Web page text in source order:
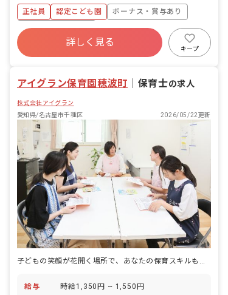
して、クラス運営全般を担当します。 ・
保育・指導計画の立案 ・保育環境の整備
・家庭との連携など
正社員 認定こども園
ボーナス・賞与あり
年間休日120日以上
寮・住宅・家賃補助あり
社会保険完備
残業少なめ
詳しく見る
キープ
アイグラン保育園穂波町 保育士の求人
株式会社アイグラン
愛知県/名古屋市千種区
2026/05/22更新
子どもの笑顔が花開く場所で、あなたの保育スキルも輝かせませんか
給与 時給1,350円 ~ 1,550円